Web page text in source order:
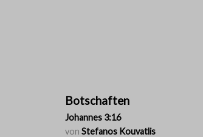
Botschaften
Johannes 3:16
von Stefanos Kouvatlis